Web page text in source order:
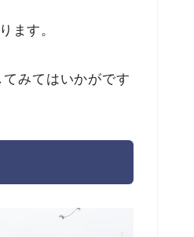
ます。
みてはいかがです